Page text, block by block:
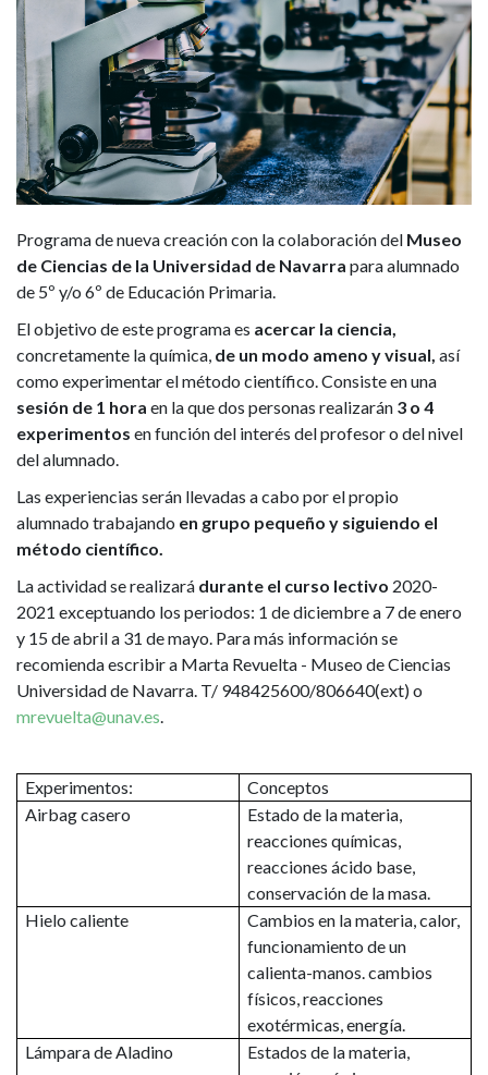
Programa de nueva creación con la colaboración del Museo
de Ciencias de la Universidad de Navarra para alumnado
de 5º y/o 6º de Educación Primaria.
El objetivo de este programa es acercar la ciencia,
concretamente la química, de un modo ameno y visual, así
como experimentar el método científico. Consiste en una
sesión de 1 hora en la que dos personas realizarán 3 o 4
experimentos en función del interés del profesor o del nivel
del alumnado.
Las experiencias serán llevadas a cabo por el propio
alumnado trabajando en grupo pequeño y siguiendo el
método científico.
La actividad se realizará durante el curso lectivo 2020-
2021 exceptuando los periodos: 1 de diciembre a 7 de enero
y 15 de abril a 31 de mayo. Para más información se
recomienda escribir a Marta Revuelta - Museo de Ciencias
Universidad de Navarra. T/ 948425600/806640(ext) o
mrevuelta@unav.es.
Experimentos:
Conceptos
Airbag casero
Estado de la materia,
reacciones químicas,
reacciones ácido base,
conservación de la masa.
Hielo caliente
Cambios en la materia, calor,
funcionamiento de un
calienta-manos. cambios
físicos, reacciones
exotérmicas, energía.
Lámpara de Aladino
Estados de la materia,